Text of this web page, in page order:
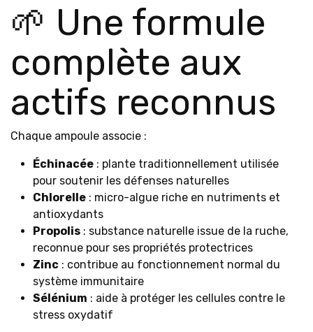
🌱 Une formule
complète aux
actifs reconnus
Chaque ampoule associe :
Échinacée : plante traditionnellement utilisée
pour soutenir les défenses naturelles
Chlorelle : micro-algue riche en nutriments et
antioxydants
Propolis : substance naturelle issue de la ruche,
reconnue pour ses propriétés protectrices
Zinc : contribue au fonctionnement normal du
système immunitaire
Sélénium : aide à protéger les cellules contre le
stress oxydatif